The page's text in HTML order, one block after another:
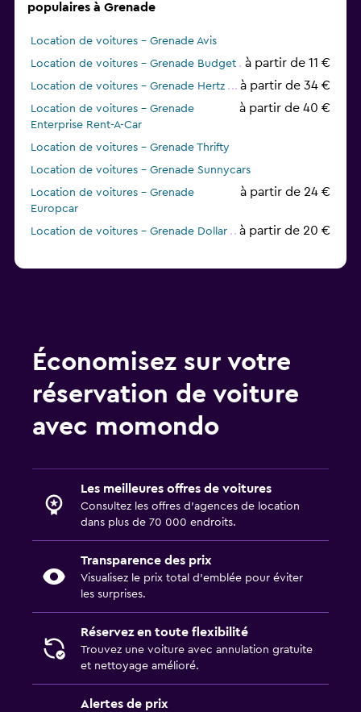
populaires à Grenade
Location de voitures - Grenade Avis
Location de voitures - Grenade Budget
à partir de 11 €
Location de voitures - Grenade Hertz à partir de 34 €
Location de voitures - Grenade
Enterprise Rent-A-Car
à partir de 40 €
Location de voitures - Grenade Thrifty
Location de voitures - Grenade Sunnycars
Location de voitures - Grenade
Europcar
à partir de 24 €
Location de voitures - Grenade Dollar à partir de 20 €
Économisez sur votre
réservation de voiture
avec momondo
Les meilleures offres de voitures
Consultez les offres d’agences de location
dans plus de 70 000 endroits.
Transparence des prix
Visualisez le prix total d’emblée pour éviter
les surprises.
Réservez en toute flexibilité
Trouvez une voiture avec annulation gratuite
et nettoyage amélioré.
Alertes de prix